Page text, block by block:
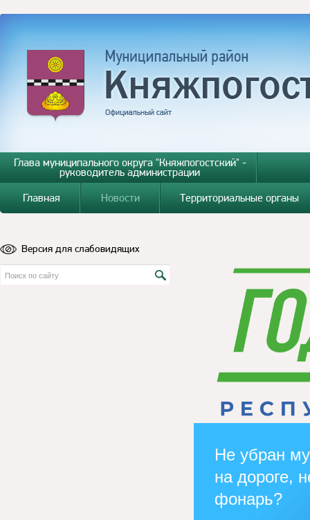
Глава муниципального округа "Княжпогостский" -
руководитель администрации
Главная
Новости Территориальные органы
Версия для слабовидящих
Не убран
на дороге,
фонарь?